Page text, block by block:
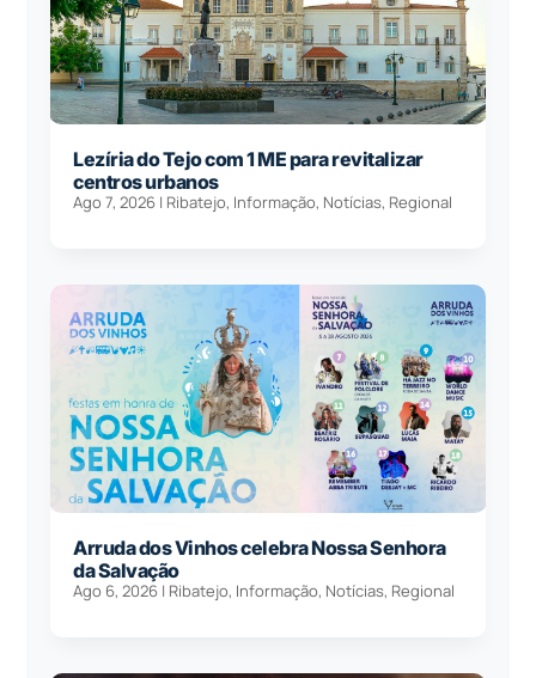
Lezíria do Tejo com 1 ME para revitalizar
centros urbanos
Ago 7, 2026 | Ribatejo, Informação, Notícias, Regional
Arruda dos Vinhos celebra Nossa Senhora
da Salvação
Ago 6, 2026 | Ribatejo, Informação, Notícias, Regional